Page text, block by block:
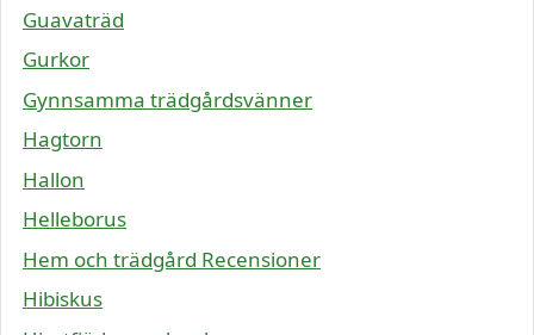
Guavaträd
Gurkor
Gynnsamma trädgårdsvänner
Hagtorn
Hallon
Helleborus
Hem och trädgård Recensioner
Hibiskus